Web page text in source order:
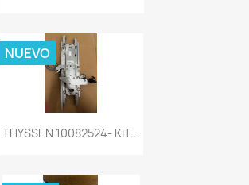
THYSSEN 10082524- KIT...
NUEVO